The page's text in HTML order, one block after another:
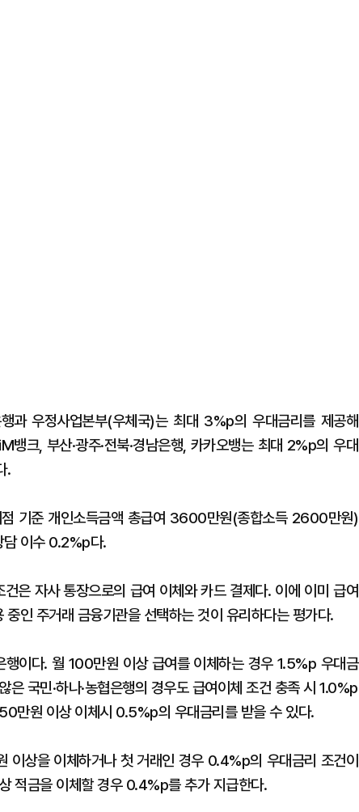
행과 우정사업본부(우체국)는 최대 3%p의 우대금리를 제공해
크, 부산·광주·전북·경남은행, 카카오뱅는 최대 2%p의 우대
.
기준 개인소득금액 총급여 3600만원(종합소득 2600만원)
이수 0.2%p다.
은 자사 통장으로의 급여 이체와 카드 결제다. 이에 이미 급여
인 주거래 금융기관을 선택하는 것이 유리하다는 평가다.
행이다. 월 100만원 이상 급여를 이체하는 경우 1.5%p 우대금
은 국민·하나·농협은행의 경우도 급여이체 조건 충족 시 1.0%p
만원 이상 이체시 0.5%p의 우대금리를 받을 수 있다.
이상을 이체하거나 첫 거래인 경우 0.4%p의 우대금리 조건이
적금을 이체할 경우 0.4%p를 추가 지급한다.